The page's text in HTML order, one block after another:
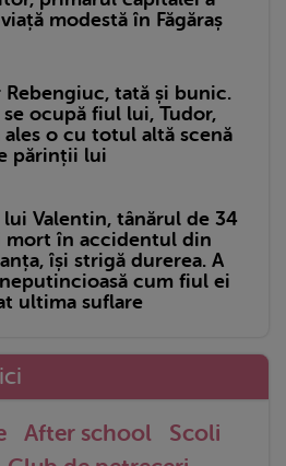
modestă în Făgăraș
tată și bunic.
ocupă fiul lui, Tudor,
ales o cu totul altă scenă
părinții lui
lui Valentin, tânărul de 34
mort în accidentul din
își strigă durerea. A
cum fiul ei
ultima suflare
After school
Scoli